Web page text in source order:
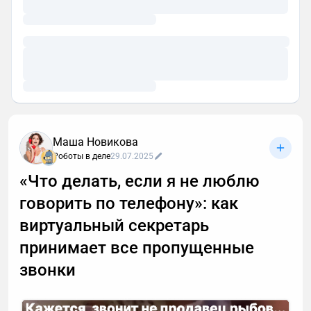
Маша Новикова
Роботы в деле29.07.2025
«Что делать, если я не люблю
говорить по телефону»: как
виртуальный секретарь
принимает все пропущенные
звонки